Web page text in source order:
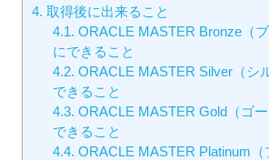
4. 取得後に出来ること
4.1. ORACLE MASTER Bronze（
にできること
4.2. ORACLE MASTER Silver（シ
できること
4.3. ORACLE MASTER Gold（ゴ
できること
4.4. ORACLE MASTER Platinum